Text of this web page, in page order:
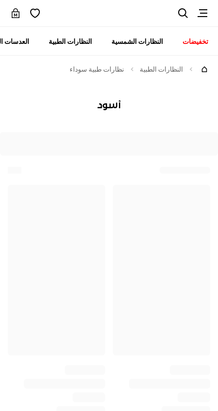
تخفيضات النظارات الشمسية النظارات الطبية العدسات
النظارات الطبية نظارات طبية سوداء
أسود